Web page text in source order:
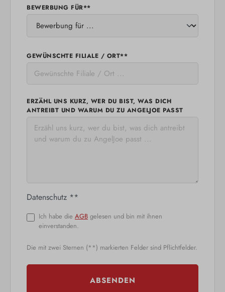
BEWERBUNG FÜR**
GEWÜNSCHTE FILIALE / ORT**
ERZÄHL UNS KURZ, WER DU BIST, WAS DICH
ANTREIBT UND WARUM DU ZU ANGELJOE PASST
Datenschutz **
Ich habe die AGB gelesen und bin mit ihnen
einverstanden.
Die mit zwei Sternen (**) markierten Felder sind Pflichtfelder.
ABSENDEN